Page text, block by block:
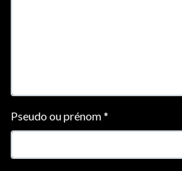
Pseudo ou prénom*